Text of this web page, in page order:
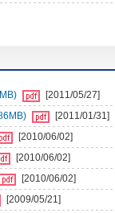
[2011/05/27]
[2011/01/31]
[2010/06/02]
[2010/06/02]
[2010/06/02]
[2009/05/21]